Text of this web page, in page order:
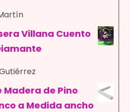
Villana Cuento
Madera de Pino
a Medida ancho